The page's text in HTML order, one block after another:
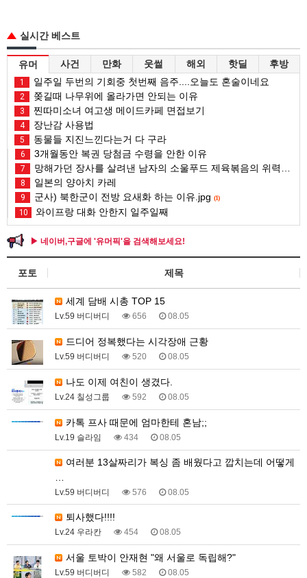
실시간 베스트
유머 사건 만화 웃썰 해외 핫딜 후방
1 일주일 두번의 기회중 첫번째 음주....오늘도 혼술이네요
2 쫒길때 나무위에 올라가면 안되는 이유
3 찐따미소녀 여고생 메이드카페 면접보기
4 장난감 사용법
5 동물들 지진느낀다는거 다 구라
6 3개월동안 복권 당첨금 수령을 안한 이유
7 망해가던 장사를 살려낸 남자의 소울푸드 제육볶음의 위력 ㅋㅋ
8 일본의 양아치 카레
9 군사) 북한군이 전방 요새화 하는 이유.jpg (1)
10 와이프랑 대화 안한지 일주일째
▶ 네이버,구글에 '유머픽'을 검색해보세요!
포토 제목
세계 담배 시총 TOP 15
Lv.59 버디버디 656 08.05
드디어 정복했다는 시각장애 근황
Lv.59 버디버디 520 08.05
나도 이제 여친이 생겼다.
Lv.24 칠성그룹 592 08.05
카톡 프사 때문에 엄마한테 혼남;;
Lv.19 슬라임 434 08.05
Lv.59 버디버디 576 08.05
퇴사했다!!!!
Lv.24 우라칸 454 08.05
서울 토박이 안재현 "왜 서울로 독립해?"
Lv.59 버디버디 582 08.05